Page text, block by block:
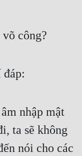
công?
nhập mật
ta sẽ không
nói cho các